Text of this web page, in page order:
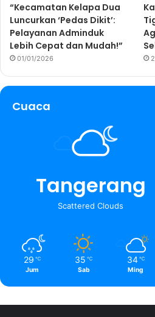
“Kecamatan Kelapa Dua
Luncurkan ‘Pedas Dikit’:
Pelayanan Adminduk
Lebih Cepat dan Mudah!”
01/01/2026
Cuaca
Tangerang
Scattered Clouds
29 ℃
Jum
35 ℃
Sab
34 ℃
Ming